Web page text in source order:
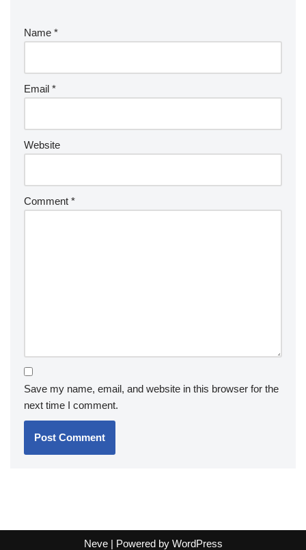
Name *
Email *
Website
Comment *
Save my name, email, and website in this browser for the
next time I comment.
Neve| Powered by WordPress